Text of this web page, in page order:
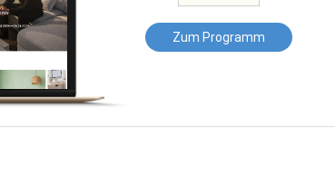
Zum Programm